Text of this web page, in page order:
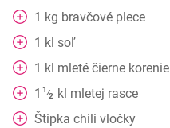
1 kg bravčové plece
1 kl soľ
1 kl mleté čierne korenie
1 1⁄2 kl mletej rasce
Štipka chili vločky